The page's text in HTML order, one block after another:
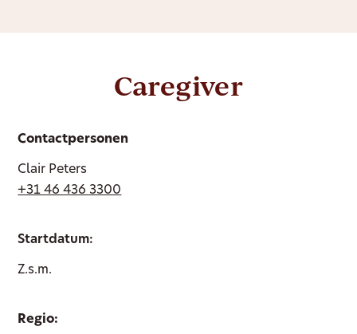
Caregiver
Contactpersonen
Clair Peters
+31 46 436 3300
Startdatum:
Z.s.m.
Regio: